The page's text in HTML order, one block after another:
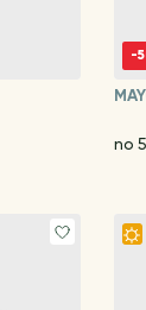
-
no